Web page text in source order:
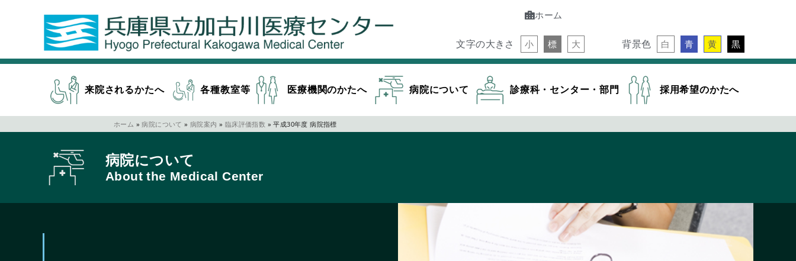
ホーム
文字の大きさ 小 標 大 背景色 白 青 黄 黒
来院されるかたへ 各種教室等 医療機関のかたへ 病院について 診療科・センター・部門 採用希望のかたへ
ホーム » 病院について » 病院案内 » 臨床評価指数 » 平成30年度 病院指標
病院について
About the Medical Center